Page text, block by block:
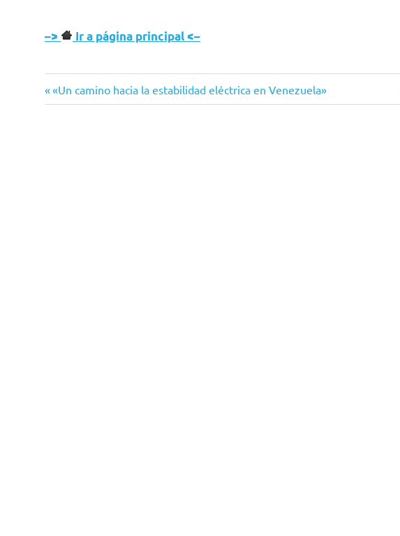
–> Ir a página principal <–
Navegación
Entrada
anterior:
«Un camino hacia la estabilidad eléctrica en Venezuela»